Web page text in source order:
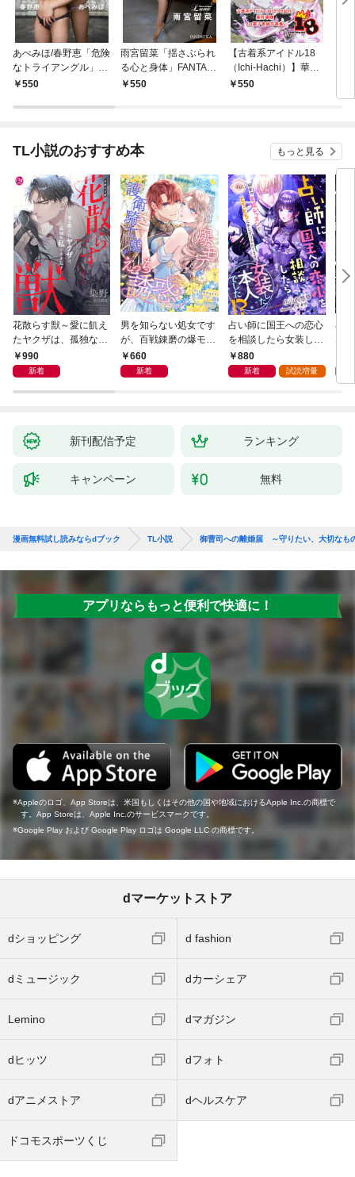
あべみほ/春野恵「危険
なトライアングル」FA
NTASTICAデジタル写
550
雨宮留菜「揺さぶられ
る心と身体」FANTAS
TICAデジタル写真集
550
【古着系アイドル18
（Ichi-Hachi）】華鳥
風月～紫月華練 1st
550
子
TL小説のおすすめ本 もっと見る
花散らす獣～愛に飢え
たヤクザは、孤独な私
をかき乱す～
990
新着
男を知らない処女です
が、百戦錬磨の爆モテ
護衛騎士様をえっちに
誘惑してみます！
660
新着
占い師に国王への恋心
を相談したら女装した
本人でした！？ 秘密
の官能レッスンでとろ
880
新着 試読増量
小
ム
新刊配信予定 ランキング
キャンペーン 無料
漫画無料試し読みならdブック TL小説 御曹司への離婚届 ～守りたい、大切なも
アプリならもっと便利で快適に！
Appleのロゴ、App Storeは、米国もしくはその他の国や地域におけるApple Inc.の商標で
す。App Storeは、Apple Inc.のサービスマークです。
Google Play および Google Play ロゴは Google LLC の商標です。
dマーケットストア
dショッピング d fashion
dミュージック dカーシェア
Lemino dマガジン
dヒッツ dフォト
dアニメストア dヘルスケア
ドコモスポーツくじ